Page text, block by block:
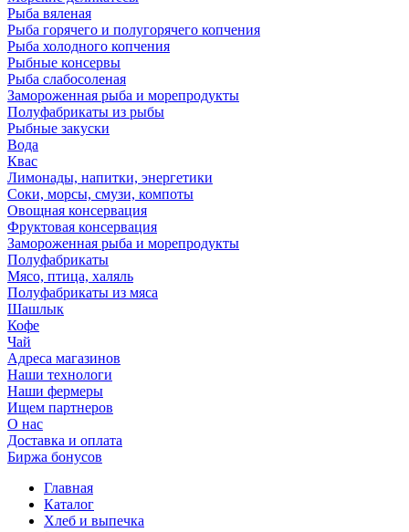
Рыба вяленая
Рыба горячего и полугорячего копчения
Рыба холодного копчения
Рыбные консервы
Рыба слабосоленая
Замороженная рыба и морепродукты
Полуфабрикаты из рыбы
Рыбные закуски
Вода
Квас
Лимонады, напитки, энергетики
Соки, морсы, смузи, компоты
Овощная консервация
Фруктовая консервация
Замороженная рыба и морепродукты
Полуфабрикаты
Мясо, птица, халяль
Полуфабрикаты из мяса
Шашлык
Кофе
Чай
Адреса магазинов
Наши технологи
Наши фермеры
Ищем партнеров
О нас
Доставка и оплата
Биржа бонусов
Главная
Каталог
Хлеб и выпечка